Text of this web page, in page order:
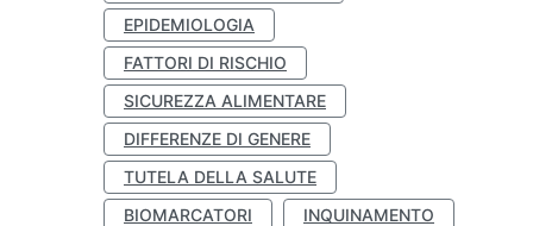
EPIDEMIOLOGIA
FATTORI DI RISCHIO
SICUREZZA ALIMENTARE
DIFFERENZE DI GENERE
TUTELA DELLA SALUTE
BIOMARCATORI
INQUINAMENTO